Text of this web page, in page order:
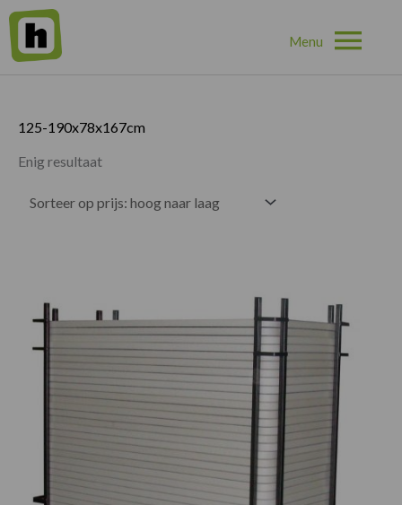
Home»
125-190x78x167cm
Enig resultaat